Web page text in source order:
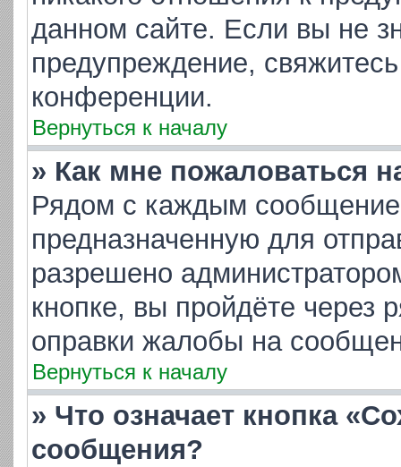
данном сайте. Если вы не
предупреждение,
конференции.
Вернуться к началу
» Как мне пожаловаться
Рядом с каждым
предназначенную для
разрешено
кнопке, вы пройдёте через
оправки жалобы на
Вернуться к началу
» Что означает кнопка
сообщения?